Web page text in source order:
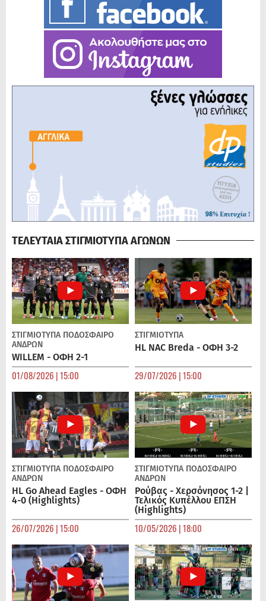
ΤΕΛΕΥΤΑΙΑ ΣΤΙΓΜΙΟΤΥΠΑ ΑΓΩΝΩΝ
ΣΤΙΓΜΙΟΤΥΠΑ ΠΟΔΌΣΦΑΙΡΟ
ΑΝΔΡΏΝ
WILLEM - ΟΦΗ 2-1
01/08/2026 | 15:00
ΣΤΙΓΜΙΟΤΥΠΑ
HL NAC Breda - ΟΦΗ 3-2
29/07/2026 | 15:00
ΣΤΙΓΜΙΟΤΥΠΑ ΠΟΔΌΣΦΑΙΡΟ
ΑΝΔΡΏΝ
HL Go Ahead Eagles - ΟΦΗ
4-0 (Highlights)
26/07/2026 | 15:00
ΣΤΙΓΜΙΟΤΥΠΑ ΠΟΔΌΣΦΑΙΡΟ
ΑΝΔΡΏΝ
Ρούβας - Χερσόνησος 1-2 |
Τελικός Κυπέλλου ΕΠΣΗ
(Highlights)
10/05/2026 | 18:00